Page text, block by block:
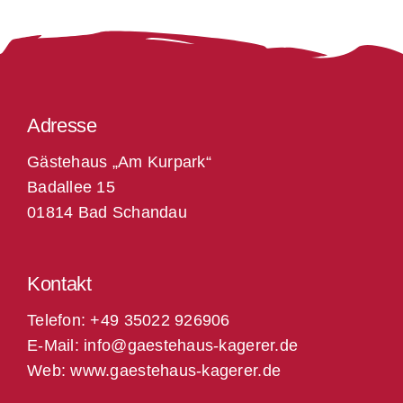
Adresse
Gästehaus „Am Kurpark“
Badallee 15
01814 Bad Schandau
Kontakt
Telefon:+49 35022 926906
E-Mail: info@gaestehaus-kagerer.de
Web: www.gaestehaus-kagerer.de